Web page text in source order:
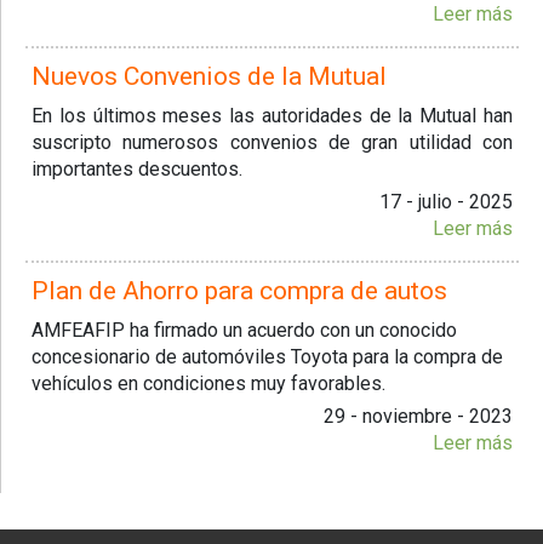
Leer más
Nuevos Convenios de la Mutual
En los últimos meses las autoridades de la Mutual han
suscripto numerosos convenios de gran utilidad con
importantes descuentos.
17 - julio - 2025
Leer más
Plan de Ahorro para compra de autos
AMFEAFIP ha firmado un acuerdo con un conocido
concesionario de automóviles Toyota para la compra de
vehículos en condiciones muy favorables.
29 - noviembre - 2023
Leer más